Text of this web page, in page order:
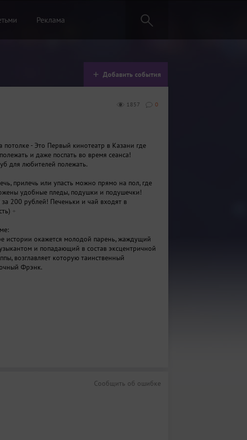
Реклама
Добавить события
0
1857
потолке - Это Первый кинотеатр в Казани где
и даже поспать во время сеанса!
для любителей полежать.
прилечь или упасть можно прямо на пол, где
удобные пледы, подушки и подушечки!
за 200 рублей! Печеньки и чай входят в
+
истории окажется молодой парень, жаждущий
и попадающий в состав эксцентричной
возглавляет которую таинственный
Фрэнк.
Сообщить об ошибке